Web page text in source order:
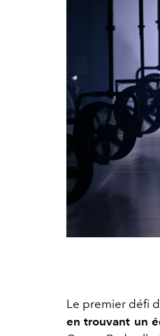
Le premier défi
en trouvant un